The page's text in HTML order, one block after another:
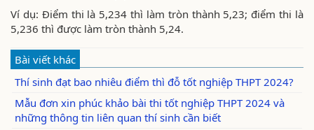
Ví dụ: Điểm thi là 5,234 thì làm tròn thành 5,23; điểm thi là
5,236 thì được làm tròn thành 5,24.
Bài viết khác
Thí sinh đạt bao nhiêu điểm thì đỗ tốt nghiệp THPT 2024?
Mẫu đơn xin phúc khảo bài thi tốt nghiệp THPT 2024 và
những thông tin liên quan thí sinh cần biết